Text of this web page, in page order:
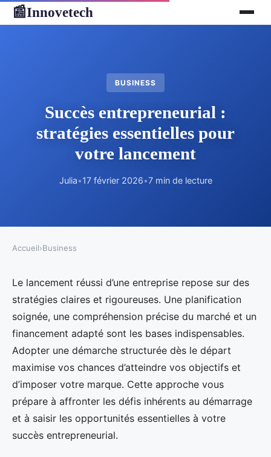
📰Innovetech
BUSINESS
Succès entrepreneurial :
stratégies essentielles pour
votre lancement
Julia•17 février 2026•7 min de lecture
Accueil›Business
Le lancement réussi d’une entreprise repose sur des
stratégies claires et rigoureuses. Une planification
soignée, une compréhension précise du marché et un
financement adapté sont les bases indispensables.
Adopter une démarche structurée dès le départ
maximise vos chances d’atteindre vos objectifs et
d’imposer votre marque. Cette approche vous
prépare à affronter les défis inhérents au démarrage
et à saisir les opportunités essentielles à votre
succès entrepreneurial.